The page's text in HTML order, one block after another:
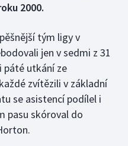
2000.
tým ligy v
jen v sedmi z 31
páté utkání ze
zvítězili v základní
se asistencí podílel i
pasu skóroval do